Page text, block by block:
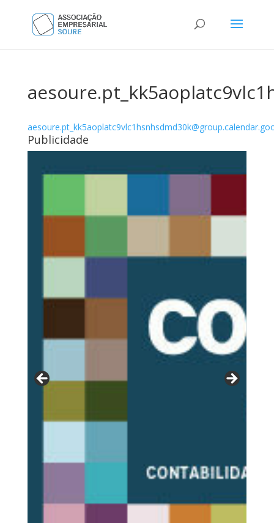
Publicidade